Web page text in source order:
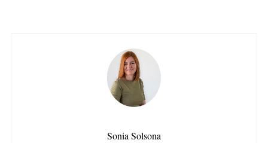
Sonia Solsona